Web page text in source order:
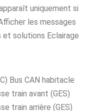
uniquement si
les messages
solutions Eclairage
Bus CAN habitacle
train avant (GES)
train arrière (GES)